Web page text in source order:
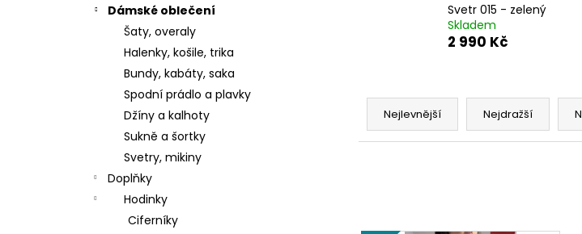
Dámské oblečení
Šaty, overaly
Halenky, košile, trika
Bundy, kabáty, saka
Spodní prádlo a plavky
Džíny a kalhoty
Sukně a šortky
Svetry, mikiny
Doplňky
Hodinky
Ciferníky
Svetr 015 - zelený
Skladem
2 990 Kč
Ř
z
Nejlevnější Nejdražší